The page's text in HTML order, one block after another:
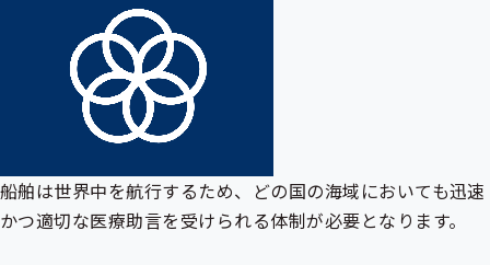
船舶は世界中を航行するため、どの国の海域においても迅速
かつ適切な医療助言を受けられる体制が必要となります。